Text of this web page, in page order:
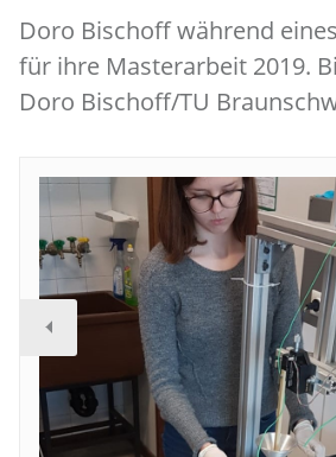
Doro Bischoff während
für ihre Masterarbeit 2019.
Doro Bischoff/TU